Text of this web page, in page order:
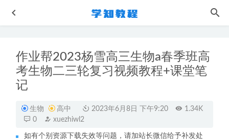
作业帮2023杨雪高三生物a春季班高
考生物二三轮复习视频教程+课堂笔
记
生物 高中 2023年6月8日 下午9:20
1.34K
0
xuezhiwl2
如有个别资源下载失效等问题，请加站长微信给予补发处
作业帮高中政治网课教程22年周峤矞高三政治复习视频教程
+讲义 2022-08-28